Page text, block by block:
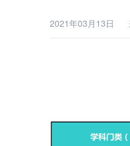
2021年03月13日